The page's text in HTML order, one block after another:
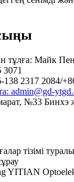
тұлға: Майк
3071
2317 2084/
admin@gd-
№33 Бинхэ
тізімі
YITIAN